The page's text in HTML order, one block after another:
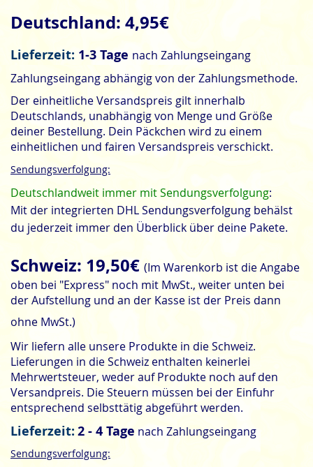
Deutschland: 4,95€
Lieferzeit: 1-3 Tage nach Zahlungseingang
Zahlungseingang abhängig von der Zahlungsmethode.
Der einheitliche Versandspreis gilt innerhalb
Deutschlands, unabhängig von Menge und Größe
deiner Bestellung. Dein Päckchen wird zu einem
einheitlichen und fairen Versandspreis verschickt.
Sendungsverfolgung:
Deutschlandweit immer mit Sendungsverfolgung:
Mit der integrierten DHL Sendungsverfolgung behälst
du jederzeit immer den Überblick über deine Pakete.
Schweiz: 19,50€ (Im Warenkorb ist die Angabe
oben bei "Express" noch mit MwSt., weiter unten bei
der Aufstellung und an der Kasse ist der Preis dann
ohne MwSt.)
Wir liefern alle unsere Produkte in die Schweiz.
Lieferungen in die Schweiz enthalten keinerlei
Mehrwertsteuer, weder auf Produkte noch auf den
Versandpreis. Die Steuern müssen bei der Einfuhr
entsprechend selbsttätig abgeführt werden.
Lieferzeit: 2 - 4 Tage nach Zahlungseingang
Sendungsverfolgung: